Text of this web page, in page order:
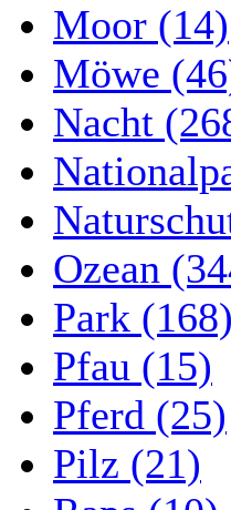
Moor (14)
Möwe
Nacht
Ozean
Park (168)
Pfau (15)
Pferd (25)
Pilz (21)